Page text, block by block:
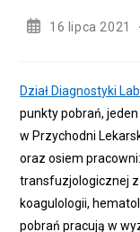
Post16 lipca 2021
Dział Diagnostyki
punkty pobrań,
w Przychodni
oraz osiem
transfuzjologicznej
koagulologii,
pobrań pracują w